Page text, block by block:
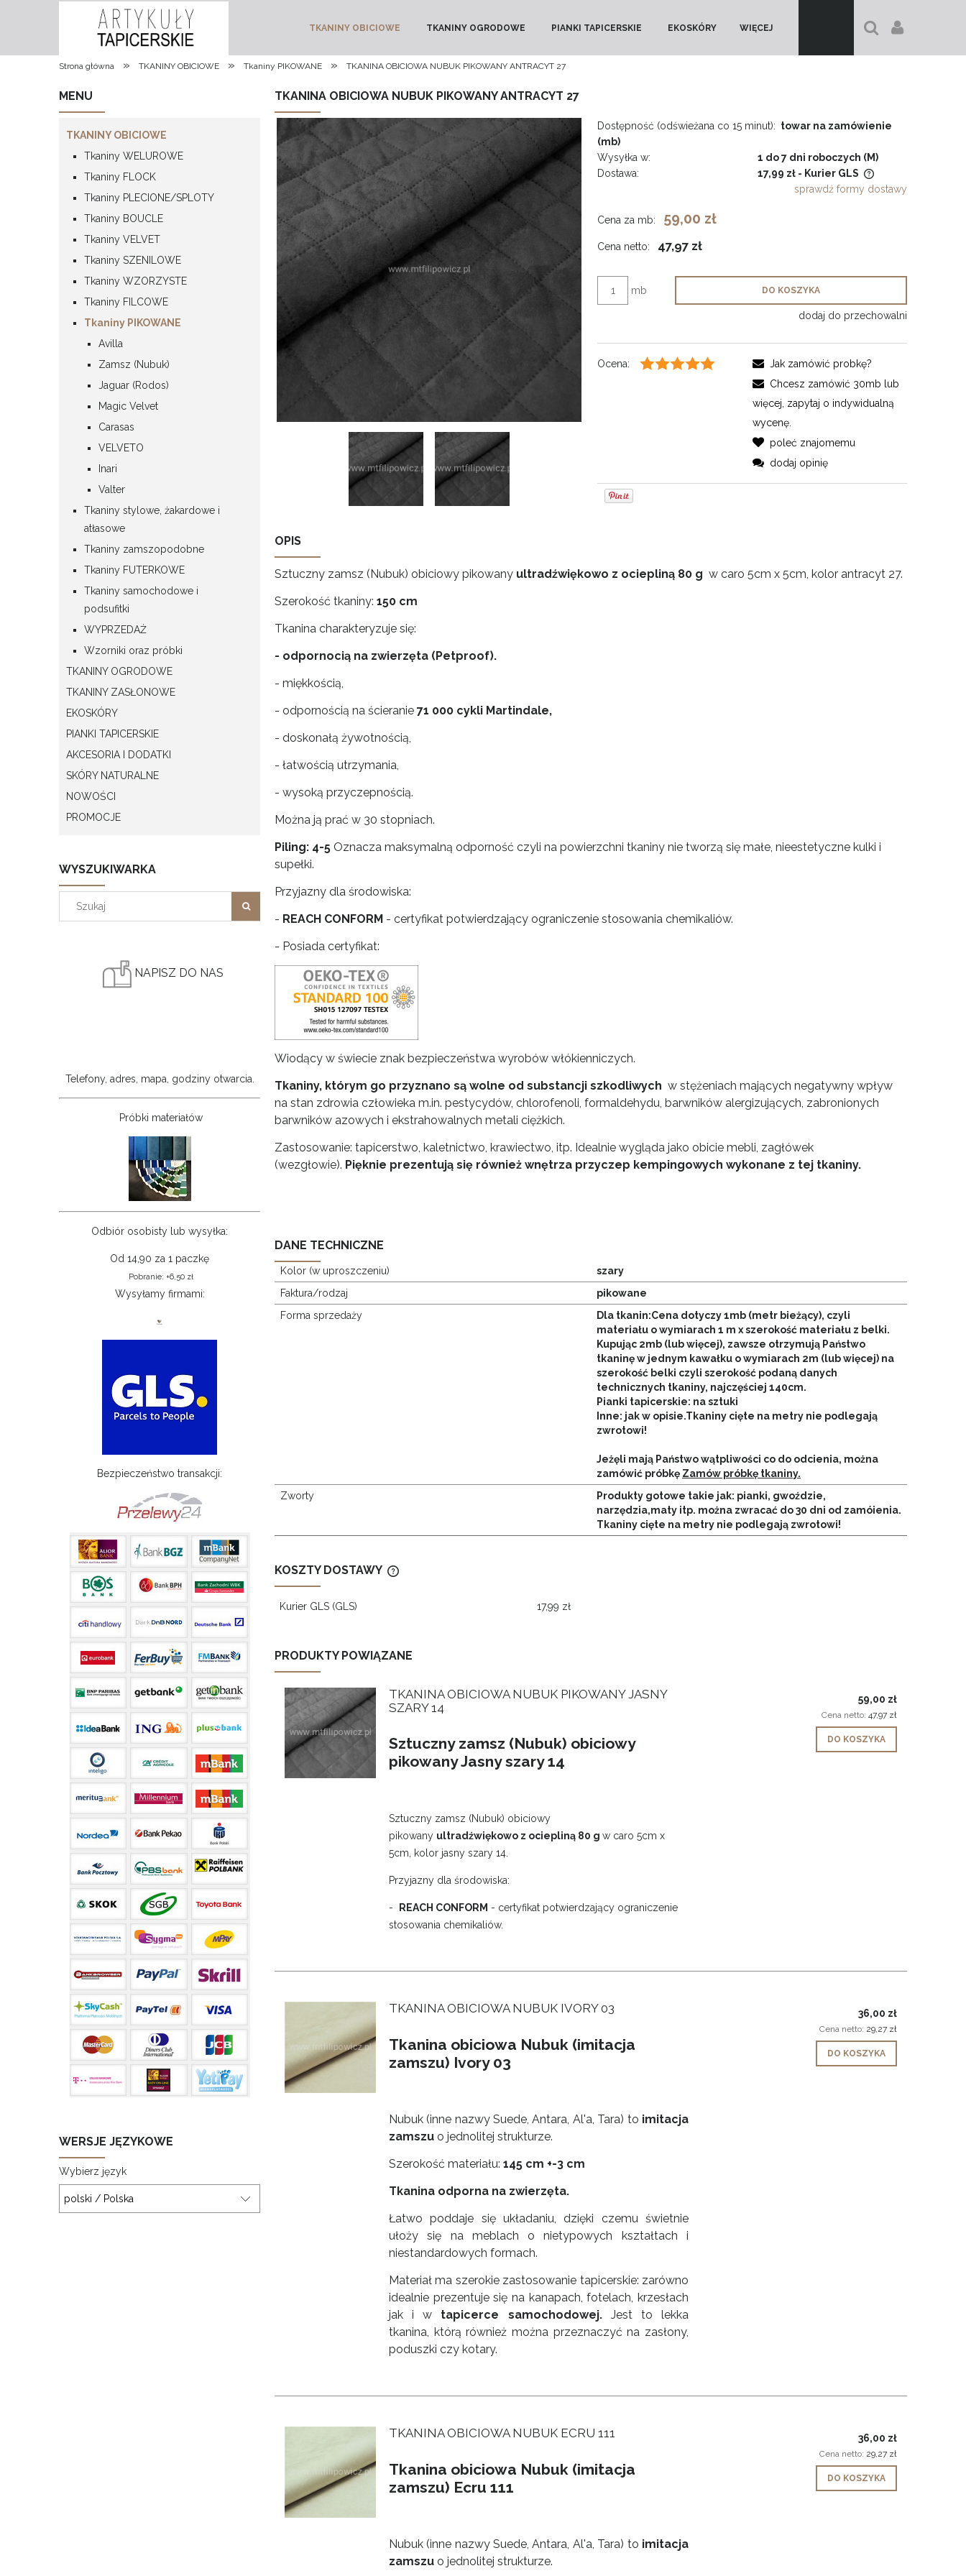
TKANINY OBICIOWE TKANINY OGRODOWE PIANKI TAPICERSKIE EKOSKÓRY WIĘCEJ
Strona główna » TKANINY OBICIOWE » Tkaniny PIKOWANE » TKANINA OBICIOWA NUBUK PIKOWANY ANTRACYT 27
MENU
TKANINY OBICIOWE
Tkaniny WELUROWE
Tkaniny FLOCK
Tkaniny PLECIONE/SPLOTY
Tkaniny BOUCLE
Tkaniny VELVET
Tkaniny SZENILOWE
Tkaniny WZORZYSTE
Tkaniny FILCOWE
Tkaniny PIKOWANE
Avilla
Zamsz (Nubuk)
Jaguar (Rodos)
Magic Velvet
Carasas
VELVETO
Inari
Valter
Tkaniny stylowe, żakardowe i
atłasowe
Tkaniny zamszopodobne
Tkaniny FUTERKOWE
Tkaniny samochodowe i
podsufitki
WYPRZEDAŻ
Wzorniki oraz próbki
TKANINY OGRODOWE
TKANINY ZASŁONOWE
EKOSKÓRY
PIANKI TAPICERSKIE
AKCESORIA I DODATKI
SKÓRY NATURALNE
NOWOŚCI
PROMOCJE
WYSZUKIWARKA
NAPISZ DO NAS
Telefony, adres, mapa, godziny otwarcia.
Próbki materiałów
Odbiór osobisty lub wysyłka:
Od 14,90 za 1 paczkę
Pobranie: +6,50 zł
Wysyłamy firmami:
Bezpieczeństwo transakcji:
WERSJE JĘZYKOWE
Wybierz język
TKANINA OBICIOWA NUBUK PIKOWANY ANTRACYT 27
Dostępność (odświeżana co 15 minut): towar na zamówienie
(mb)
Wysyłka w:
1 do 7 dni roboczych (M)
Dostawa:
17,99 zł - Kurier GLS
kosztów płatności
sprawdź formy dostawy
Cena za mb: 59,00 zł
Cena netto: 47,97 zł
mb DO KOSZYKA
dodaj do przechowalni
Ocena:
Jak zamówić probkę?
Chcesz zamówić 30mb lub
więcej, zapytaj o indywidualną
wycenę.
poleć znajomemu
dodaj opinię
OPIS
Sztuczny zamsz (Nubuk) obiciowy pikowany ultradźwiękowo z ociepliną 80 g w caro 5cm x 5cm, kolor antracyt 27.
Szerokość tkaniny: 150 cm
Tkanina charakteryzuje się:
- odpornocią na zwierzęta (Petproof).
- miękkością,
- odpornością na ścieranie 71 000 cykli Martindale,
- doskonałą żywotnością,
- łatwością utrzymania,
- wysoką przyczepnością.
Można ją prać w 30 stopniach.
Piling: 4-5 Oznacza maksymalną odporność czyli na powierzchni tkaniny nie tworzą się małe, nieestetyczne kulki i
supełki.
Przyjazny dla środowiska:
- REACH CONFORM - certyfikat potwierdzający ograniczenie stosowania chemikaliów.
- Posiada certyfikat:
Wiodący w świecie znak bezpieczeństwa wyrobów włókienniczych.
Tkaniny, którym go przyznano są wolne od substancji szkodliwych w stężeniach mających negatywny wpływ
na stan zdrowia człowieka m.in. pestycydów, chlorofenoli, formaldehydu, barwników alergizujących, zabronionych
barwników azowych i ekstrahowalnych metali ciężkich.
Zastosowanie: tapicerstwo, kaletnictwo, krawiectwo, itp. Idealnie wygląda jako obicie mebli, zagłówek
(wezgłowie). Pięknie prezentują się również wnętrza przyczep kempingowych wykonane z tej tkaniny.
DANE TECHNICZNE
Kolor (w uproszczeniu)
szary
Faktura/rodzaj
pikowane
Forma sprzedaży
Dla tkanin:Cena dotyczy 1mb (metr bieżący), czyli
materiału o wymiarach 1 m x szerokość materiału z belki.
Kupując 2mb (lub więcej), zawsze otrzymują Państwo
tkaninę w jednym kawałku o wymiarach 2m (lub więcej) na
szerokość belki czyli szerokość podaną danych
technicznych tkaniny, najczęściej 140cm.
Pianki tapicerskie: na sztuki
Inne: jak w opisie.Tkaniny cięte na metry nie podlegają
zwrotowi!
Jeżęli mają Państwo wątpliwości co do odcienia, można
zamówić próbkę Zamów próbkę tkaniny.
Zworty
Produkty gotowe takie jak: pianki, gwoździe,
narzędzia,maty itp. można zwracać do 30 dni od zamóienia.
Tkaniny cięte na metry nie podlegają zwrotowi!
KOSZTY DOSTAWY
CENA NIE ZAWIERA EWENTUALNYCH
Kurier GLS (GLS) 17,99 zł
PRODUKTY POWIĄZANE
TKANINA OBICIOWA NUBUK PIKOWANY JASNY
SZARY 14
Sztuczny zamsz (Nubuk) obiciowy
pikowany Jasny szary 14
Sztuczny zamsz (Nubuk) obiciowy
pikowany ultradźwiękowo z ociepliną 80 gw caro 5cm x
5cm, kolor jasny szary 14.
Przyjazny dla środowiska:
- REACH CONFORM - certyfikat potwierdzający ograniczenie
stosowania chemikaliów.
59,00 zł
Cena netto: 47,97 zł
DO KOSZYKA
TKANINA OBICIOWA NUBUK IVORY 03
Tkanina obiciowa Nubuk (imitacja
zamszu) Ivory 03
Nubuk (inne nazwy Suede, Antara, Al'a, Tara) to imitacja
zamszuo jednolitej strukturze.
Szerokość materiału:145 cm +-3 cm
Tkanina odporna na zwierzęta.
Łatwo poddaje się układaniu, dzięki czemu świetnie
ułoży się na meblach o nietypowych kształtach i
niestandardowych formach.
Materiał ma szerokie zastosowanie tapicerskie: zarówno
idealnie prezentuje się na kanapach, fotelach, krzesłach
jak i w tapicerce samochodowej.Jest to lekka
tkanina, którą również można przeznaczyć na zasłony,
poduszki czy kotary.
36,00 zł
Cena netto: 29,27 zł
DO KOSZYKA
TKANINA OBICIOWA NUBUK ECRU 111
Tkanina obiciowa Nubuk (imitacja
zamszu) Ecru 111
Nubuk (inne nazwy Suede, Antara, Al'a, Tara) to imitacja
zamszuo jednolitej strukturze.
36,00 zł
Cena netto: 29,27 zł
DO KOSZYKA